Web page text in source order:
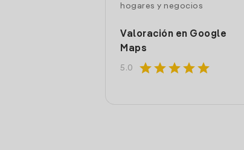
hogares y negocios
Valoración en Google
Maps
5.0 starstarstarstarstar